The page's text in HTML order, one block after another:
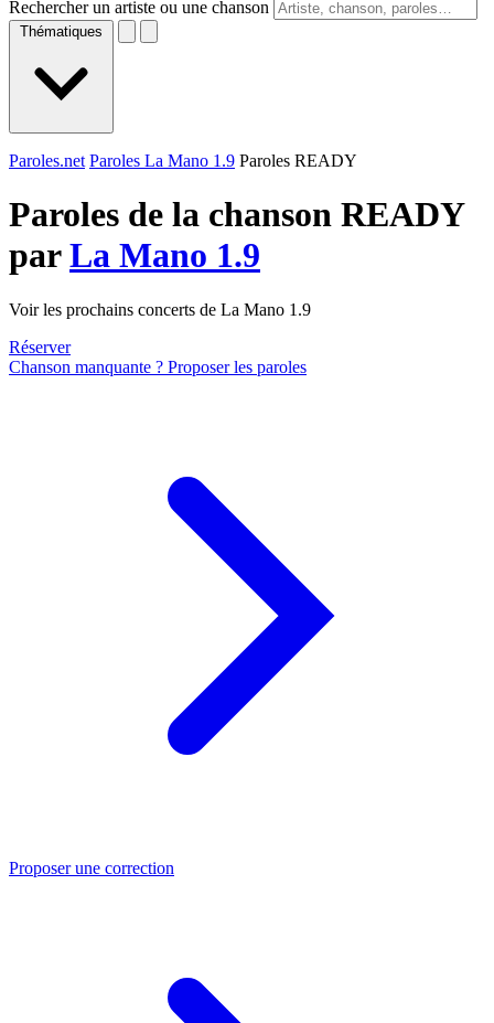
Rechercher un artiste ou une chanson
Thématiques
Paroles.net Paroles La Mano 1.9 Paroles READY
Paroles de la chanson READY
parLa Mano 1.9
Voir les prochains concerts de La Mano 1.9
Réserver
Chanson manquante ? Proposer les paroles
Proposer une correction